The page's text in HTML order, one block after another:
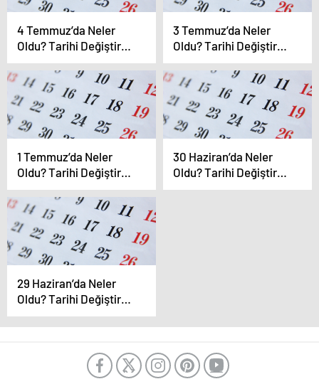
4 Temmuz’da Neler
Oldu? Tarihi Değiştiren
Gelişmeler Bu Günde
Yaşandı
3 Temmuz’da Neler
Oldu? Tarihi Değiştiren
Gelişmeler Bu Günde
Yaşandı
1 Temmuz’da Neler
Oldu? Tarihi Değiştiren
Gelişmeler Bu Günde
Yaşandı
30 Haziran’da Neler
Oldu? Tarihi Değiştiren
Gelişmeler Bu Günde
29 Haziran’da Neler
Oldu? Tarihi Değiştiren
Gelişmeler Bu Günde
Yaşandı